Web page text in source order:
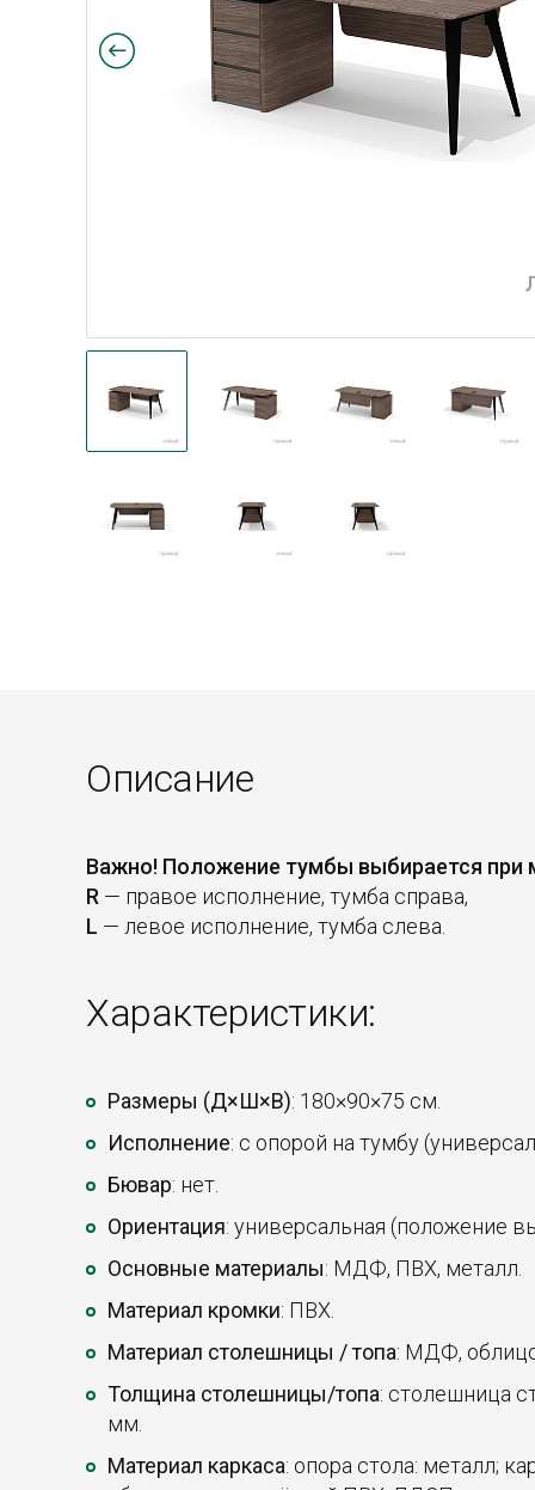
Описание
Важно! Положение тумбы выбирается при
R — правое исполнение, тумба справа,
L — левое исполнение, тумба слева.
Характеристики:
Размеры (Д×Ш×В): 180×90×75 см.
Исполнение: с опорой на тумбу
Бювар: нет.
Ориентация: универсальная (положение
Основные материалы: МДФ, ПВХ, металл.
Материал кромки: ПВХ.
Материал столешницы / топа: МДФ,
Толщина столешницы/топа: столешница
мм.
Материал каркаса: опора стола: металл;